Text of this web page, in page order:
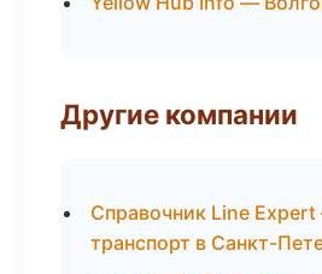
Другие компании
Справочник Line
транспорт в Санкт-